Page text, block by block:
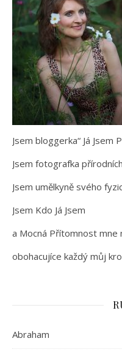
Jsem bloggerka“ Já Jsem
Jsem fotografka
Jsem umělkyně svého
Jsem Kdo Já Jsem
a Mocná Přítomnost mne
obohacujíce každý můj
Abraham